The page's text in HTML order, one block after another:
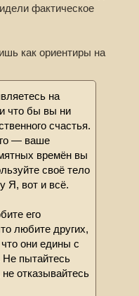
фактическое
как ориентиры на
на
что бы вы ни
счастья.
— ваше
времён вы
своё тело
Я, вот и всё.
его
любите других,
они едины с
пытайтесь
отказывайтесь